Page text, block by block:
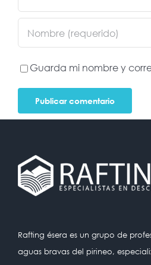
Guarda mi nombre y
Rafting ésera es un grupo de
aguas bravas del pirineo,